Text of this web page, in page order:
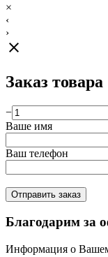
×
‹
›
close
Заказ товара
−
Ваше имя
Ваш телефон
Отправить заказ
Благодарим за
Информация о